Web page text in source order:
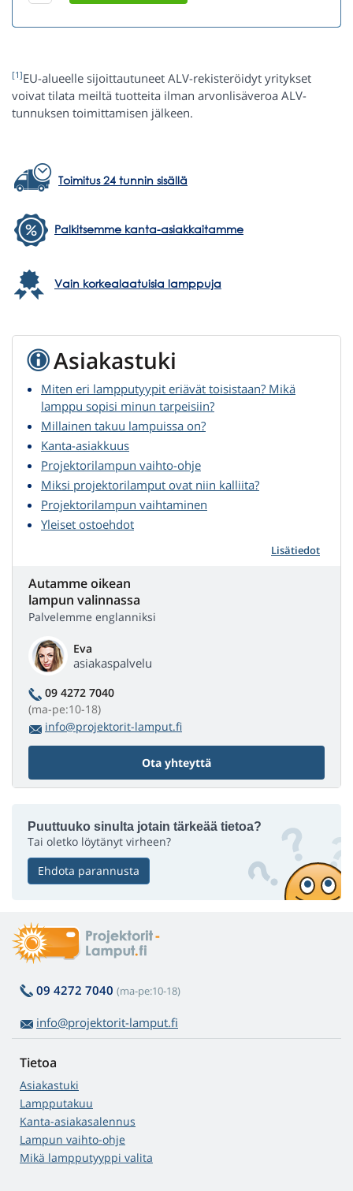
[1]EU-alueelle sijoittautuneet ALV-rekisteröidyt yritykset
voivat tilata meiltä tuotteita ilman arvonlisäveroa ALV-
tunnuksen toimittamisen jälkeen.
Toimitus 24 tunnin sisällä
Palkitsemme kanta-asiakkaitamme
Vain korkealaatuisia lamppuja
Asiakastuki
Miten eri lampputyypit eriävät toisistaan? Mikä
lamppu sopisi minun tarpeisiin?
Millainen takuu lampuissa on?
Kanta-asiakkuus
Projektorilampun vaihto-ohje
Miksi projektorilamput ovat niin kalliita?
Projektorilampun vaihtaminen
Yleiset ostoehdot
Lisätiedot
Autamme oikean
lampun valinnassa
Palvelemme englanniksi
Eva
asiakaspalvelu
09 4272 7040
(ma-pe:10-18)
info@projektorit-lamput.fi
Ota yhteyttä
Puuttuuko sinulta jotain tärkeää tietoa?
Tai oletko löytänyt virheen?
Ehdota parannusta
09 4272 7040 (ma-pe:10-18)
info@projektorit-lamput.fi
Tietoa
Asiakastuki
Lampputakuu
Kanta-asiakasalennus
Lampun vaihto-ohje
Mikä lampputyyppi valita